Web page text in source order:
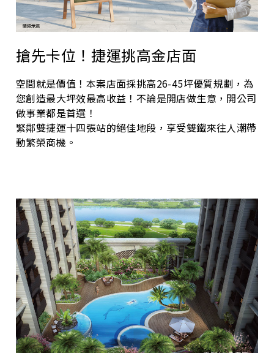
搶先卡位！捷運挑高金店面
空間就是價值！本案店面採挑高26-45坪優質規劃，為
您創造最大坪效最高收益！不論是開店做生意，開公司
做事業都是首選！
緊鄰雙捷運十四張站的絕佳地段，享受雙鐵來往人潮帶
動繁榮商機。